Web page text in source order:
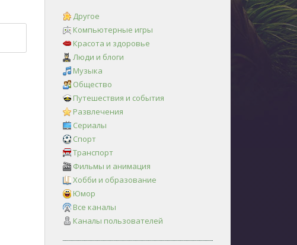
Другое
Компьютерные игры
Красота и здоровье
Люди и блоги
Музыка
Общество
Путешествия и события
Развлечения
Сериалы
Спорт
Транспорт
Фильмы и анимация
Хобби и образование
Юмор
Все каналы
Каналы пользователей